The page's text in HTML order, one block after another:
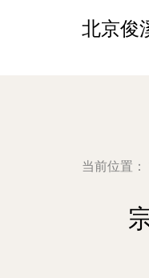
北京俊
当前位置：